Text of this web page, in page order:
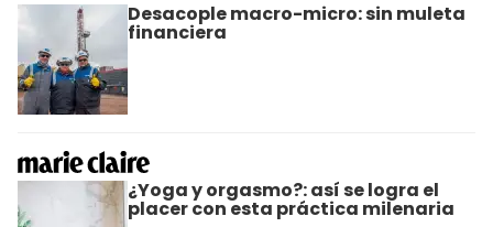
Desacople macro-micro: sin muleta
financiera
¿Yoga y orgasmo?: así se logra el
placer con esta práctica milenaria